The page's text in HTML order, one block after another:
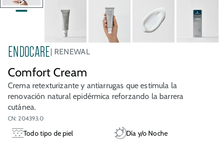
ENDOCARE RENEWAL
Comfort Cream
Crema retexturizante y antiarrugas que estimula la
renovación natural epidérmica reforzando la barrera
cutánea.
CN: 204393.0
Todo tipo de piel Día y/o Noche